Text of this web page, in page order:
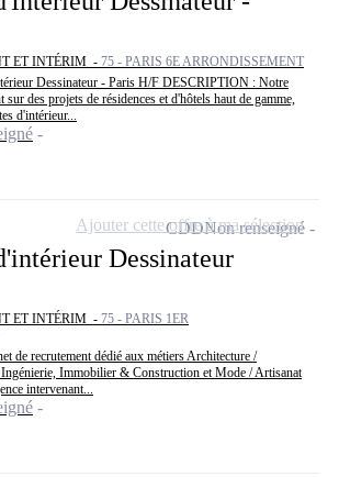
ET INTÉRIM - 75 - PARIS 6E ARRONDISSEMENT
Dessinateur - Paris H/F DESCRIPTION : Notre
sur des projets de résidences et d'hôtels haut de gamme,
d'intérieur...
Dessinateur
ET INTÉRIM - 75 - PARIS 1ER
de recrutement dédié aux métiers Architecture /
Immobilier & Construction et Mode / Artisanat
intervenant...
CDDNon renseigné
Ajouter cette offre à ma sélection